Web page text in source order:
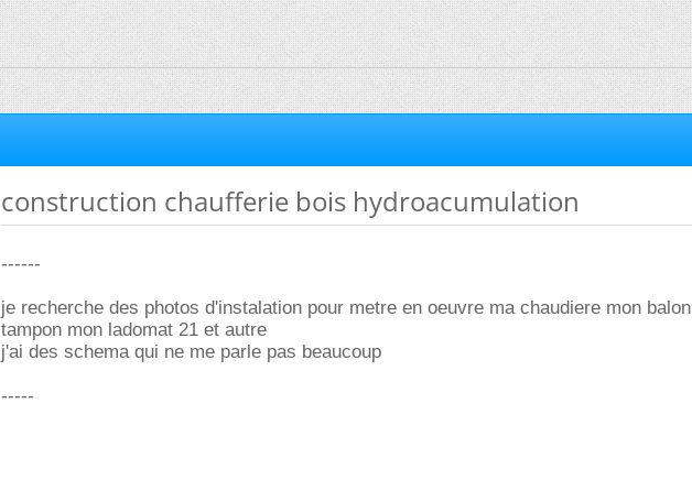
construction chaufferie bois hydroacumulation
------
je recherche des photos d'instalation pour metre en oeuvre ma chaudiere mon balon
tampon mon ladomat 21 et autre
j'ai des schema qui ne me parle pas beaucoup
-----